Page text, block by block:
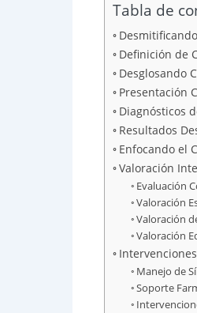
Tabla de
Definición de
Desglosando
Presentación
Diagnósticos
Resultados
Enfocando el
Valoración
Evaluación
Valoración
Valoración
Valoración
Manejo de
Soporte